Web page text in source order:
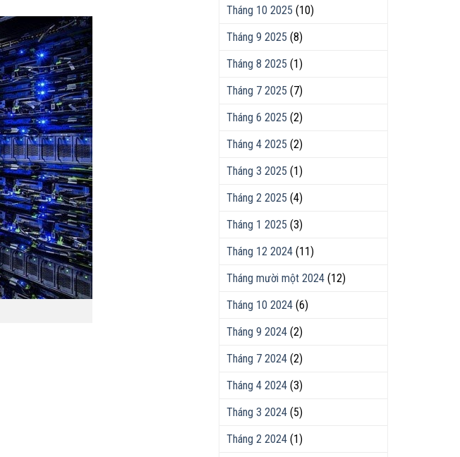
Tháng 10 2025 (10)
Tháng 9 2025 (8)
Tháng 8 2025 (1)
Tháng 7 2025 (7)
Tháng 6 2025 (2)
Tháng 4 2025 (2)
Tháng 3 2025 (1)
Tháng 2 2025 (4)
Tháng 1 2025 (3)
Tháng 12 2024 (11)
Tháng mười một 2024 (12)
Tháng 10 2024 (6)
Tháng 9 2024 (2)
Tháng 7 2024 (2)
Tháng 4 2024 (3)
Tháng 3 2024 (5)
Tháng 2 2024 (1)